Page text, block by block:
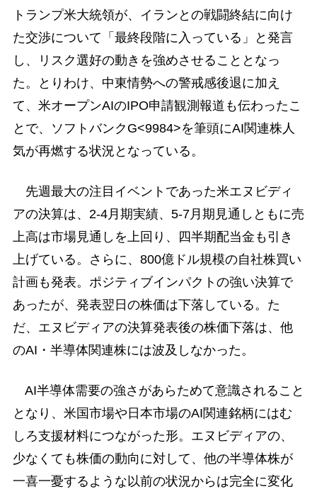
トランプ米大統領が、イランとの戦闘終結に向け
た交渉について「最終段階に入っている」と発言
し、リスク選好の動きを強めさせることとなっ
た。とりわけ、中東情勢への警戒感後退に加え
て、米オープンAIのIPO申請観測報道も伝わったこ
とで、ソフトバンクG<9984>を筆頭にAI関連株人
気が再燃する状況となっている。
先週最大の注目イベントであった米エヌビディ
アの決算は、2-4月期実績、5-7月期見通しともに売
上高は市場見通しを上回り、四半期配当金も引き
上げている。さらに、800億ドル規模の自社株買い
計画も発表。ポジティブインパクトの強い決算で
あったが、発表翌日の株価は下落している。た
だ、エヌビディアの決算発表後の株価下落は、他
のAI・半導体関連株には波及しなかった。
AI半導体需要の強さがあらためて意識されること
となり、米国市場や日本市場のAI関連銘柄にはむ
しろ支援材料につながった形。エヌビディアの、
少なくても株価の動向に対して、他の半導体株が
一喜一憂するような以前の状況からは完全に変化